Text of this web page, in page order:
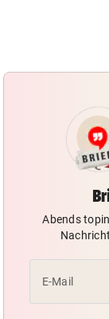
Abends
E-Mail